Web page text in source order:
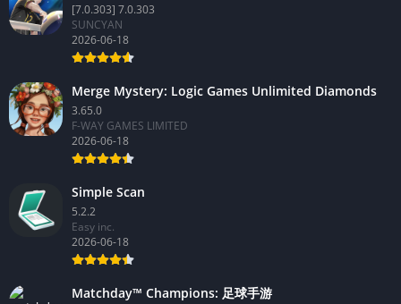
[7.0.303] 7.0.303
SUNCYAN
2026-06-18
Merge Mystery: Logic Games Unlimited Diamonds
3.65.0
F-WAY GAMES LIMITED
2026-06-18
Simple Scan
5.2.2
Easy inc.
2026-06-18
Matchday™ Champions: 足球手游